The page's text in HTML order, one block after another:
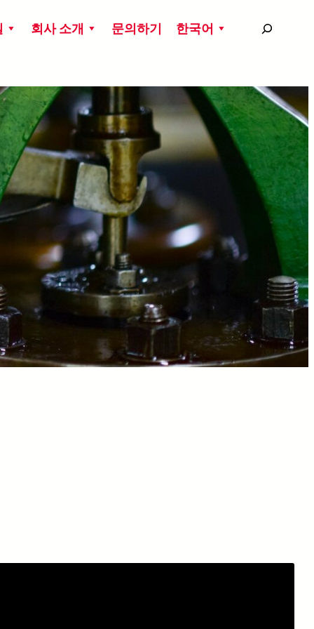
회사 소개 문의하기 한국어